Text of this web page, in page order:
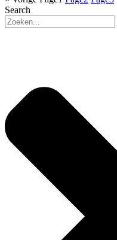
Search